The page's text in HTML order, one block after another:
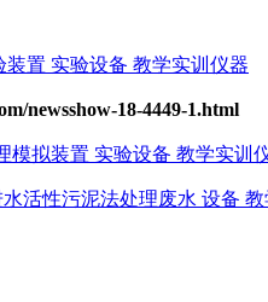
置 实验设备 教学实训仪器
newsshow-18-4449-1.html
模拟装置 实验设备 教学实训
活性污泥法处理废水 设备